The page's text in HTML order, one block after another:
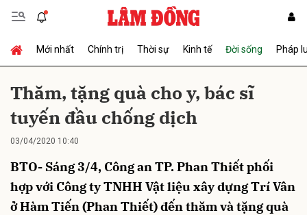
Mới nhất Chính trị Thời sự Kinh tế Đời sống Pháp
Thăm, tặng quà cho y, bác sĩ
tuyến đầu chống dịch
03/04/2020 10:40
BTO- Sáng 3/4, Công an TP. Phan Thiết phối
hợp với Công ty TNHH Vật liệu xây dựng Trí Vân
ở Hàm Tiến (Phan Thiết) đến thăm và tặng quà
Gửi bình luận
Hủy Gửi